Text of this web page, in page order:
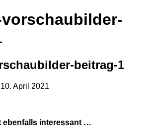
beitrag-1
10. April 2021
ebenfalls interessant …